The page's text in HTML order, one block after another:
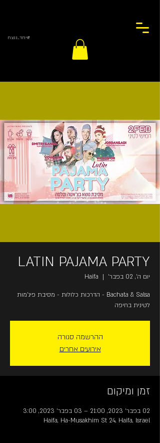
#יחד_ננצח
LATIN PAJAMA PARTY
יום ה׳, 02 בפבר׳
  |
Haifa
Bachata & Salsa - הדרכות כלולות - מסיבת פיג'מות
לטינית בחיפה
ההרשמה סגורה
אירועים אחרים
זמן ומיקום
02 בפבר׳ 2023, 21:00 – 03 בפבר׳ 2023, 3:00
Haifa, Ha-Musakhim St 24, Haifa, Israel